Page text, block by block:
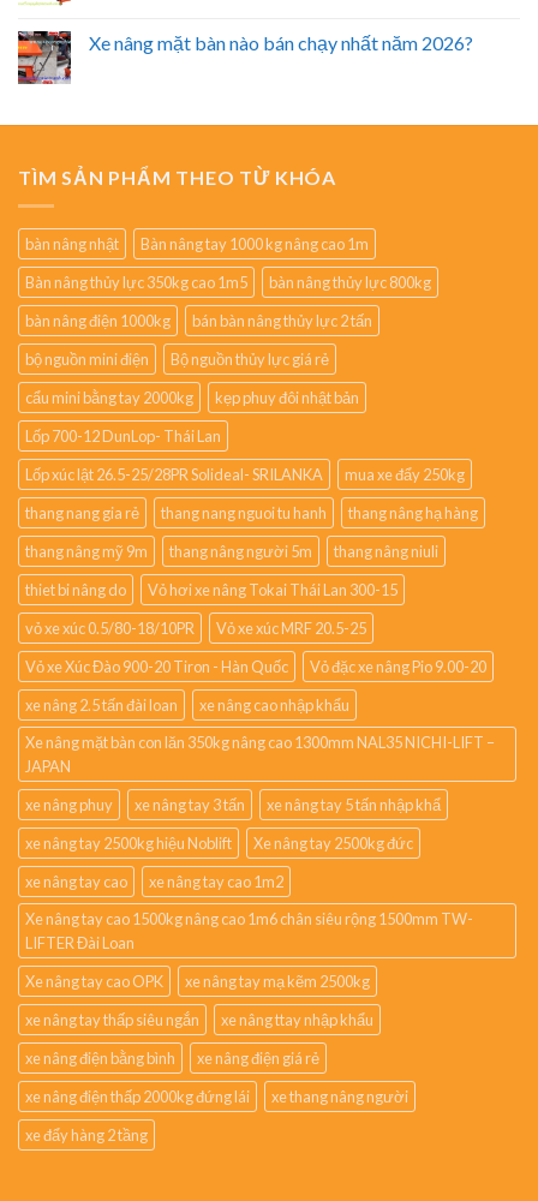
Xe nâng mặt bàn nào bán chạy nhất năm 2026?
TÌM SẢN PHẨM THEO TỪ KHÓA
bàn nâng nhật
Bàn nâng tay 1000 kg nâng cao 1m
Bàn nâng thủy lực 350kg cao 1m5
bàn nâng thủy lực 800kg
bàn nâng điện 1000kg
bán bàn nâng thủy lực 2 tấn
bộ nguồn mini điện
Bộ nguồn thủy lực giá rẻ
cẩu mini bằng tay 2000kg
kẹp phuy đôi nhật bản
Lốp 700-12 DunLop- Thái Lan
Lốp xúc lật 26.5-25/28PR Solideal- SRILANKA
mua xe đẩy 250kg
thang nang gia rẻ
thang nang nguoi tu hanh
thang nâng hạ hàng
thang nâng mỹ 9m
thang nâng người 5m
thang nâng niuli
thiet bi nâng do
Vỏ hơi xe nâng Tokai Thái Lan 300-15
vỏ xe xúc 0.5/80-18/10PR
Vỏ xe xúc MRF 20.5-25
Vỏ xe Xúc Đào 900-20 Tiron - Hàn Quốc
Vỏ đặc xe nâng Pio 9.00-20
xe nâng 2.5 tấn đài loan
xe nâng cao nhập khẩu
Xe nâng mặt bàn con lăn 350kg nâng cao 1300mm NAL35 NICHI-LIFT –
JAPAN
xe nâng phuy
xe nâng tay 3 tấn
xe nâng tay 5 tấn nhập khẩ
xe nâng tay 2500kg hiệu Noblift
Xe nâng tay 2500kg đức
xe nâng tay cao
xe nâng tay cao 1m2
Xe nâng tay cao 1500kg nâng cao 1m6 chân siêu rộng 1500mm TW-
LIFTER Đài Loan
Xe nâng tay cao OPK
xe nâng tay mạ kẽm 2500kg
xe nâng tay thấp siêu ngắn
xe nâng ttay nhập khẩu
xe nâng điện bằng bình
xe nâng điện giá rẻ
xe nâng điện thấp 2000kg đứng lái
xe thang nâng người
xe đẩy hàng 2 tầng